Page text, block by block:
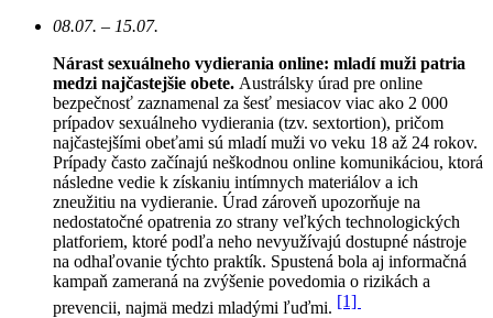
08.07. – 15.07.
Nárast sexuálneho vydierania online: mladí muži patria
medzi najčastejšie obete. Austrálsky úrad pre online
bezpečnosť zaznamenal za šesť mesiacov viac ako 2 000
prípadov sexuálneho vydierania (tzv. sextortion), pričom
najčastejšími obeťami sú mladí muži vo veku 18 až 24 rokov.
Prípady často začínajú neškodnou online komunikáciou, ktorá
následne vedie k získaniu intímnych materiálov a ich
zneužitiu na vydieranie. Úrad zároveň upozorňuje na
nedostatočné opatrenia zo strany veľkých technologických
platforiem, ktoré podľa neho nevyužívajú dostupné nástroje
na odhaľovanie týchto praktík. Spustená bola aj informačná
kampaň zameraná na zvýšenie povedomia o rizikách a
prevencii, najmä medzi mladými ľuďmi. [1]